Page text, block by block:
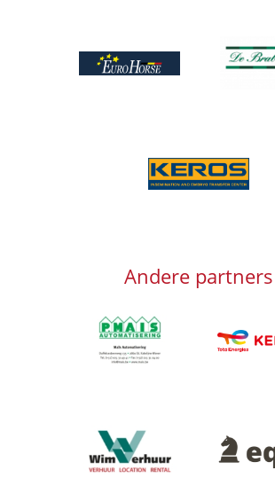
Afbeelding
Afbeelding
Andere partners
Afbeelding
Afbeelding